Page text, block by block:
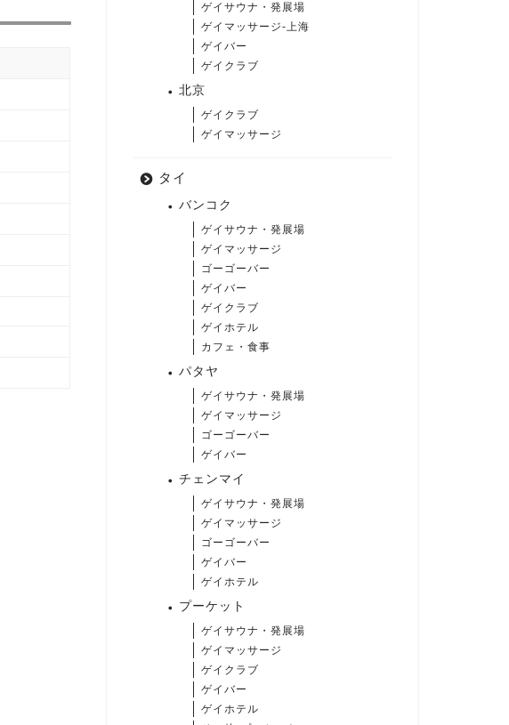
ゲイサウナ・発展場
ゲイマッサージ-上海
ゲイバー
ゲイクラブ
北京
ゲイクラブ
ゲイマッサージ
タイ
バンコク
ゲイサウナ・発展場
ゲイマッサージ
ゴーゴーバー
ゲイバー
ゲイクラブ
ゲイホテル
カフェ・食事
パタヤ
ゲイサウナ・発展場
ゲイマッサージ
ゴーゴーバー
ゲイバー
チェンマイ
ゲイサウナ・発展場
ゲイマッサージ
ゴーゴーバー
ゲイバー
ゲイホテル
プーケット
ゲイサウナ・発展場
ゲイマッサージ
ゲイクラブ
ゲイバー
ゲイホテル